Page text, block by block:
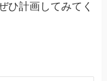
ひ計画してみてく